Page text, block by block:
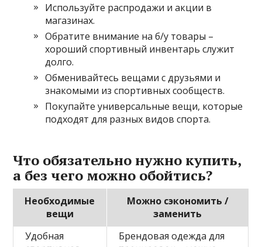
Используйте распродажи и акции в
магазинах.
Обратите внимание на б/у товары –
хороший спортивный инвентарь служит
долго.
Обменивайтесь вещами с друзьями и
знакомыми из спортивных сообществ.
Покупайте универсальные вещи, которые
подходят для разных видов спорта.
Что обязательно нужно купить,
а без чего можно обойтись?
Необходимые
вещи
Можно сэкономить /
заменить
Удобная
Брендовая одежда для